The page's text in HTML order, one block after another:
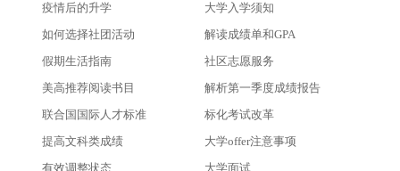
疫情后的升学
大学入学须知
如何选择社团活动
解读成绩单和GPA
假期生活指南
社区志愿服务
美高推荐阅读书目
解析第一季度成绩报告
联合国国际人才标准
标化考试改革
提高文科类成绩
大学offer注意事项
有效调整状态
大学面试